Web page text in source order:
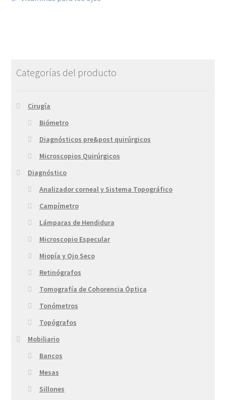
Categorías del producto
Cirugía
Biómetro
Diagnósticos pre&post quirúrgicos
Microscopios Quirúrgicos
Diagnóstico
Analizador corneal y Sistema Topográfico
Campímetro
Lámparas de Hendidura
Microscopio Especular
Miopía y Ojo Seco
Retinógrafos
Tomografía de Cohorencia Óptica
Tonómetros
Topógrafos
Mobiliario
Bancos
Mesas
Sillones